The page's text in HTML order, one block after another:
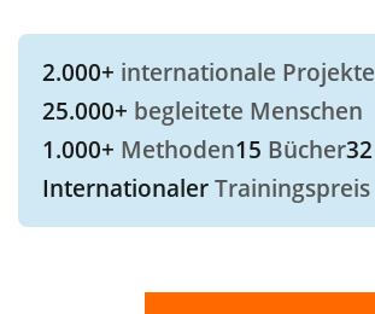
2.000+ internationale Projekte
25.000+ begleitete Menschen
1.000+ Methoden15 Bücher32
InternationalerTrainingspreis